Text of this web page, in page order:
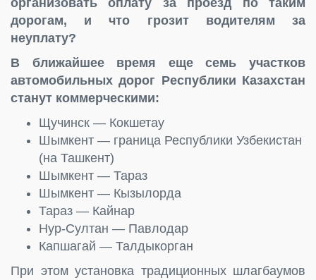
дорогам, и что грозит водителям за
неуплату?
В ближайшее время еще семь участков
автомобильных дорог Республики Казахстан
станут коммерческими:
Щучинск — Кокшетау
Шымкент — граница Республики Узбекистан
(на Ташкент)
Шымкент — Тараз
Шымкент — Кызылорда
Тараз — Кайнар
Нур-Султан — Павлодар
Капшагай — Талдыкорган
При этом установка традиционных шлагбаумов